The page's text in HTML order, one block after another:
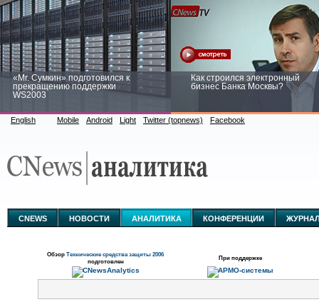
«Mr. Сумкин» подготовился к
прекращению поддержки
WS2003
Как строился электронный
бизнес Банка Москвы?
аналитике
English Mobile Android Light Twitter (topnews) Facebook
CNEWS НОВОСТИ АНАЛИТИКА КОНФЕРЕНЦИИ
ОбзорТехнические средства защиты 2006
подготовлен
При поддержке